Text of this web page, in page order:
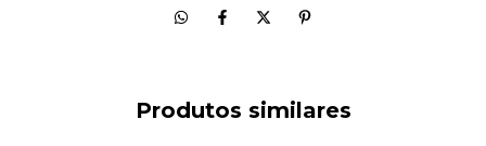
Produtos similares